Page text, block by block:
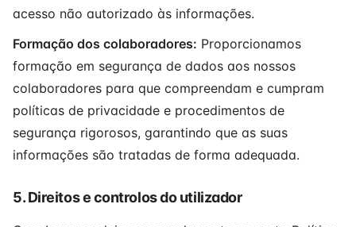
acesso não autorizado às informações.
Formação dos colaboradores: Proporcionamos
formação em segurança de dados aos nossos
colaboradores para que compreendam e cumpram
políticas de privacidade e procedimentos de
segurança rigorosos, garantindo que as suas
informações são tratadas de forma adequada.
5. Direitos e controlos do utilizador